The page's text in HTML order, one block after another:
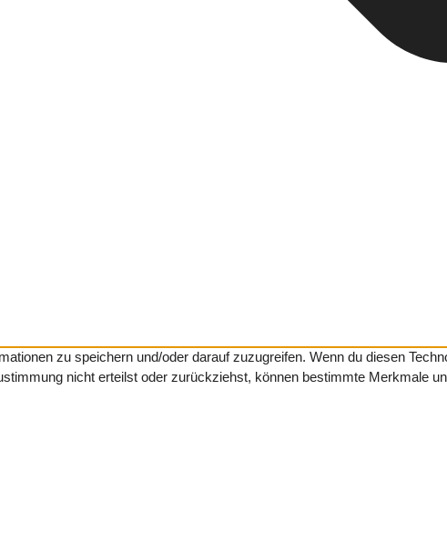
zu speichern und/oder darauf zuzugreifen. Wenn du diesen
nicht erteilst oder zurückziehst, können bestimmte Merkmale